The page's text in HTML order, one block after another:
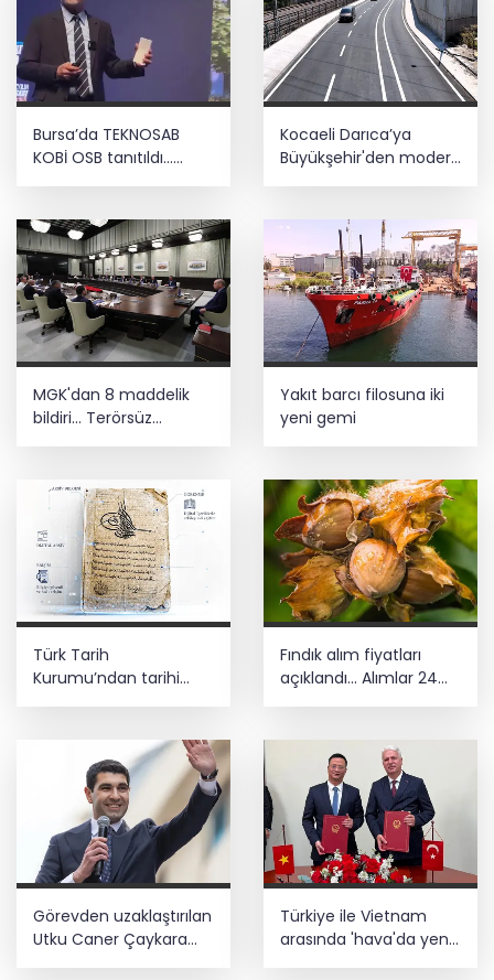
Bursa’da TEKNOSAB
KOBİ OSB tanıtıldı...
dönem
Kocaeli Darıca’ya
Büyükşehir'den modern
MGK'dan 8 maddelik
bildiri... Terörsüz
mesajı
Yakıt barcı filosuna iki
yeni gemi
Türk Tarih
Kurumu’ndan tarihi
içerikler tek platformda
Fındık alım fiyatları
açıklandı... Alımlar 24
Ağustos'ta başlıyor
Görevden uzaklaştırılan
Utku Caner Çaykara
Türkiye ile Vietnam
arasında 'hava'da yeni